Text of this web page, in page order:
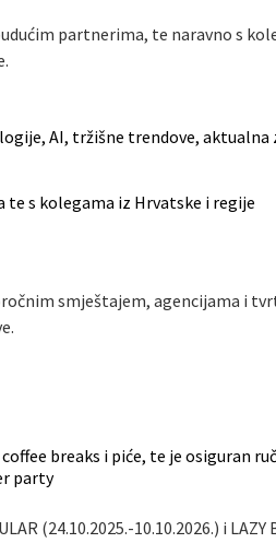
partnerima, te naravno s
AI, tržišne trendove,
s kolegama iz Hrvatske i regije
smještajem, agencijama i
breaks i piće, te je osiguran
party
(24.10.2025.-10.10.2026.) i